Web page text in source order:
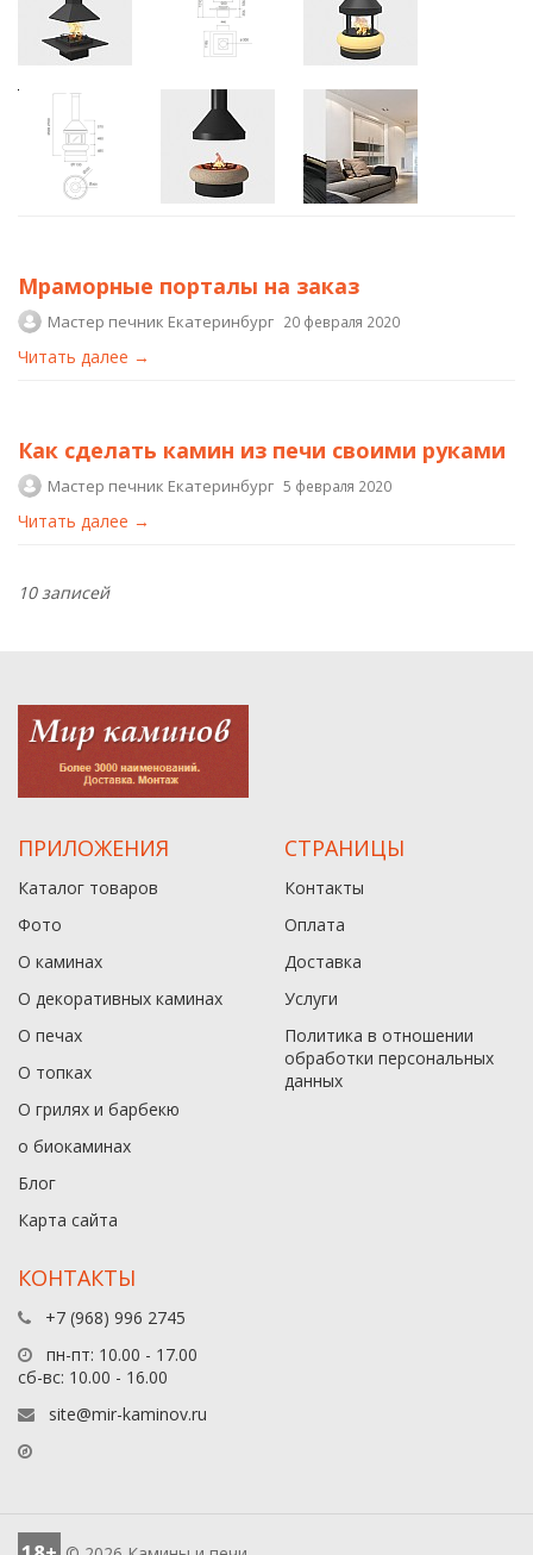
Мраморные порталы на заказ
Мастер печник Екатеринбург 20 февраля 2020
Читать далее →
Как сделать камин из печи своими руками
Мастер печник Екатеринбург 5 февраля 2020
Читать далее →
10 записей
ПРИЛОЖЕНИЯ
Каталог товаров
Фото
О каминах
О декоративных каминах
О печах
О топках
О грилях и барбекю
о биокаминах
Блог
Карта сайта
СТРАНИЦЫ
Контакты
Оплата
Доставка
Услуги
Политика в отношении
обработки персональных
данныx
КОНТАКТЫ
+7 (968) 996 2745
пн-пт: 10.00 - 17.00
сб-вс: 10.00 - 16.00
site@mir-kaminov.ru